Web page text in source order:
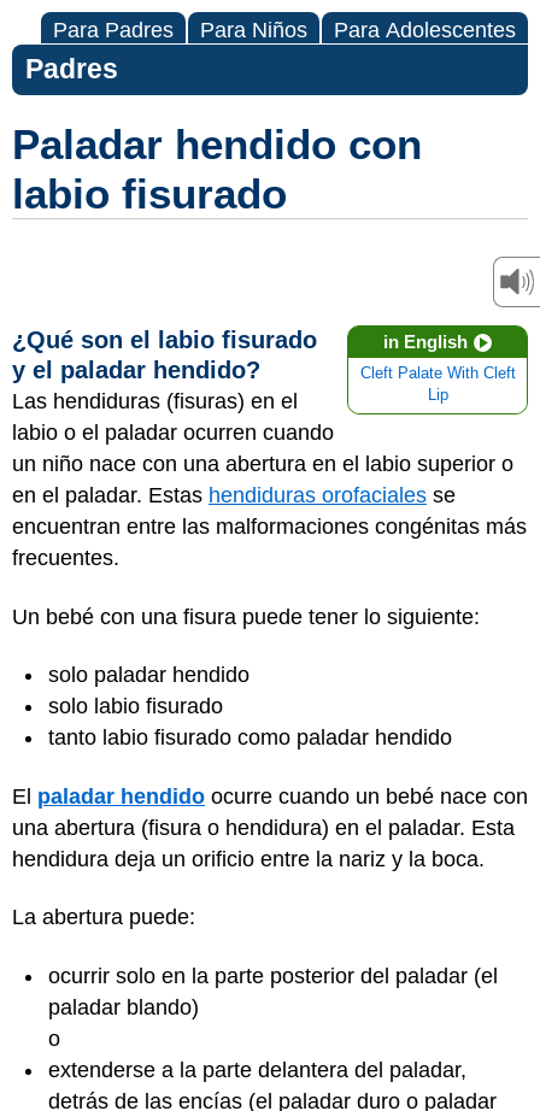
Para Padres Para Niños Para Adolescentes
Padres
Paladar hendido con
labio fisurado
in English
Cleft Palate With Cleft
Lip
¿Qué son el labio fisurado
y el paladar hendido?
Las hendiduras (fisuras) en el
labio o el paladar ocurren cuando
un niño nace con una abertura en el labio superior o
en el paladar. Estas hendiduras orofaciales se
encuentran entre las malformaciones congénitas más
frecuentes.
Un bebé con una fisura puede tener lo siguiente:
solo paladar hendido
solo labio fisurado
tanto labio fisurado como paladar hendido
El paladar hendido ocurre cuando un bebé nace con
una abertura (fisura o hendidura) en el paladar. Esta
hendidura deja un orificio entre la nariz y la boca.
La abertura puede:
ocurrir solo en la parte posterior del paladar (el
paladar blando)
o
extenderse a la parte delantera del paladar,
detrás de las encías (el paladar duro o paladar